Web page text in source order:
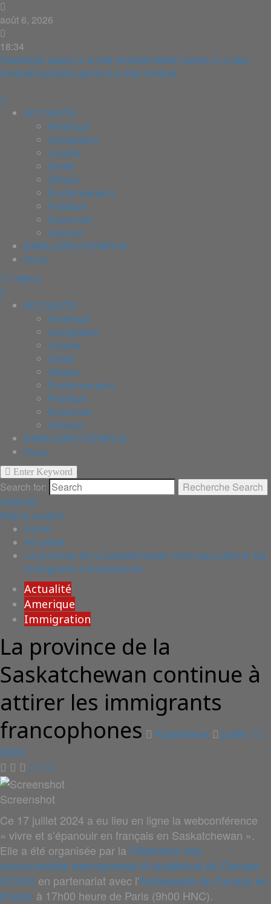
août 6, 2026
18:34
facebookopens in a new window twitteropens in a new
window youtube opens in a new window
ACTUALITE
Amerique
Immigration
Culture
Santé
Afrique
Environnement
Politique
Economie
Science
BABILLARD D’EMPLOI
Nous
Menu
ACTUALITE
Amerique
Immigration
Culture
Santé
Afrique
Environnement
Politique
Economie
Science
BABILLARD D’EMPLOI
Nous
Enter Keyword
Search for: Recherche Search
VIDEOS
Skip to content
Home
Actualité
La province de la Saskatchewan continue à attirer les
immigrants francophones
Actualité
Amerique
Immigration
La province de la
Saskatchewan continue à
attirer les immigrants
francophones
Kayishema
juillet 17,
2024
Screenshot
Ce 17 juillet 2024 a eu lieu en ligne la webconférence
« vivre et s’épanouir en français en Saskatchewan ».
Elle a été organisée par la Fédération des
communautés francophones et acadienne du Canada
(FCFA) en partenariat avec l’Ambassade du Canada en
France à 17h00 heure de Paris (9h00 HNC).